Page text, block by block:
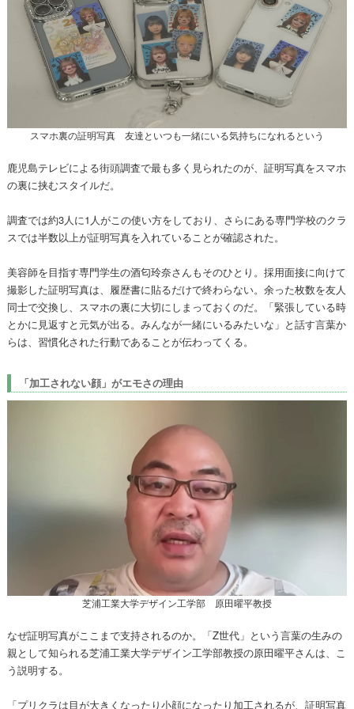
スマホ裏の証明写真 友達といつも一緒にいる気持ちになれるという
鹿児島テレビによる街頭調査で最も多く見られたのが、証明写真をスマホ
の裏に挟むスタイルだ。
調査では約3人に1人がこの使い方をしており、さらにある専門学校のクラ
スでは半数以上が証明写真を入れていることが確認された。
美容師を目指す専門学生の酒匂玲奈さんもそのひとり。採用面接に向けて
撮影した証明写真は、履歴書に貼るだけで終わらない。余った枚数を友人
同士で交換し、スマホの裏に大切にしまっておくのだ。「緊張している時
とかに見返すと元気が出る。みんなが一緒にいるみたいな」と話す言葉か
らは、習慣化された行動であることが伝わってくる。
「加工されない顔」がエモさの理由
芝浦工業大学デザイン工学部 原田曜平教授
なぜ証明写真がここまで支持されるのか。「Z世代」という言葉の生みの
親として知られる芝浦工業大学デザイン工学部教授の原田曜平さんは、こ
う説明する。
「プリクラは目が大きくなったり小顔になったり加工されるが、証明写真